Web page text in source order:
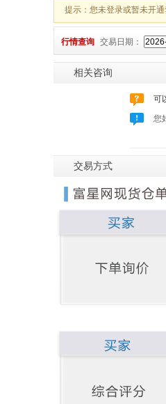
提示：您未登录或暂未开
行情查询 交易日期：
相关咨询
可
您
交易方式